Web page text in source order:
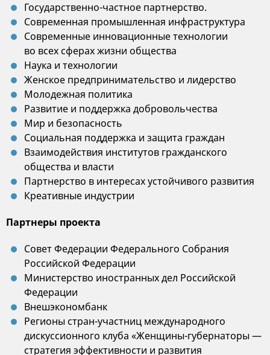
Государственно-частное партнерство.
Современная промышленная инфраструктура
Современные инновационные технологии
во всех сферах жизни общества
Наука и технологии
Женское предпринимательство и лидерство
Молодежная политика
Развитие и поддержка добровольчества
Мир и безопасность
Социальная поддержка и защита граждан
Взаимодействия институтов гражданского
общества и власти
Партнерство в интересах устойчивого развития
Креативные индустрии
Партнеры проекта
Совет Федерации Федерального Собрания
Российской Федерации
Министерство иностранных дел Российской
Федерации
Внешэкономбанк
Регионы стран-участниц международного
дискуссионного клуба «Женщины-губернаторы —
стратегия эффективности и развития